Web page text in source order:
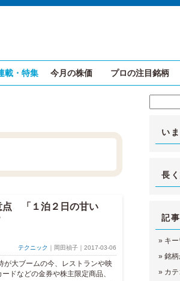
載・特集 今月の株価 プロの注目銘柄
点 「１泊２日の甘い
テクニック ｜岡田禎子｜2017-03-06
が大ブームの今、レストランや映
ドなどの金券や株主限定商品、
い
長
記
» キ
»銘
» カ